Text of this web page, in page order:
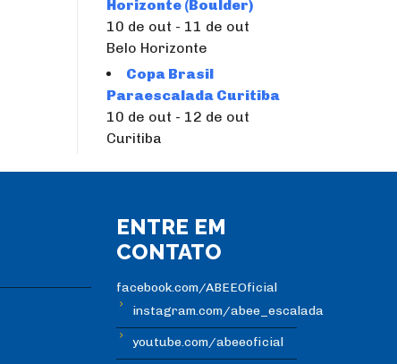
Horizonte (Boulder)
10 de out - 11 de out
Belo Horizonte
Copa Brasil
Paraescalada Curitiba
10 de out - 12 de out
Curitiba
ENTRE EM
CONTATO
facebook.com/ABEEOficial
instagram.com/abee_escalada
youtube.com/abeeoficial